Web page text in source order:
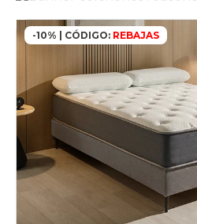
-10% | CÓDIGO: REBAJAS